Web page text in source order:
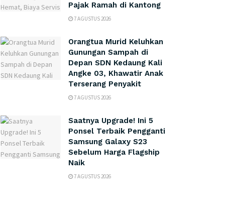
Pajak Ramah di Kantong
7 AGUSTUS 2026
Orangtua Murid Keluhkan
Gunungan Sampah di
Depan SDN Kedaung Kali
Angke 03, Khawatir Anak
Terserang Penyakit
7 AGUSTUS 2026
Saatnya Upgrade! Ini 5
Ponsel Terbaik Pengganti
Samsung Galaxy S23
Sebelum Harga Flagship
Naik
7 AGUSTUS 2026